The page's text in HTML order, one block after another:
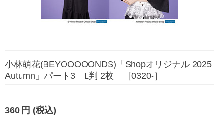
小林萌花(BEYOOOOONDS)「Shopオリジナル 2025
Autumn」パート3 L判 2枚 ［0320-］
360 円 (税込)